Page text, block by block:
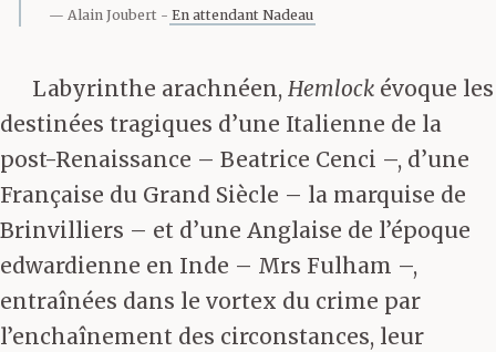
Alain Joubert En attendant Nadeau
Labyrinthe arachnéen, Hemlock évoque les
destinées tragiques d’une Italienne de la
post-Renaissance – Beatrice Cenci –, d’une
Française du Grand Siècle – la marquise de
Brinvilliers – et d’une Anglaise de l’époque
edwardienne en Inde – Mrs Fulham –,
entraînées dans le vortex du crime par
l’enchaînement des circonstances, leur